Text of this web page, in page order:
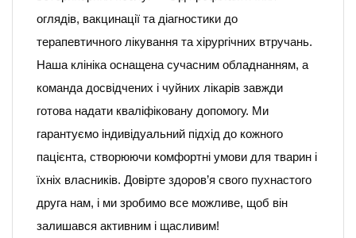
оглядів, вакцинації та діагностики до
терапевтичного лікування та хірургічних втручань.
Наша клініка оснащена сучасним обладнанням, а
команда досвідчених і чуйних лікарів завжди
готова надати кваліфіковану допомогу. Ми
гарантуємо індивідуальний підхід до кожного
пацієнта, створюючи комфортні умови для тварин і
їхніх власників. Довірте здоров’я свого пухнастого
друга нам, і ми зробимо все можливе, щоб він
залишався активним і щасливим!